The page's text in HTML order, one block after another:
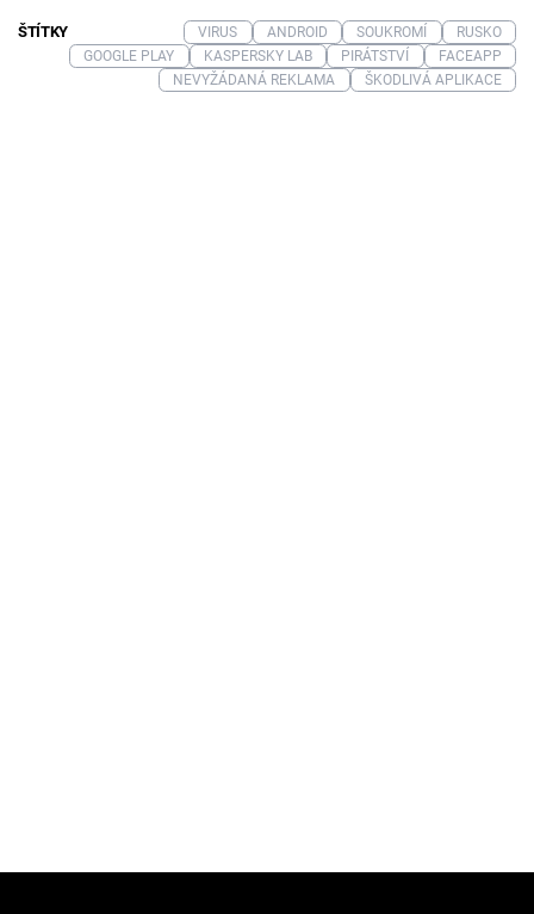
ŠTÍTKY VIRUS ANDROID SOUKROMÍ
RUSKO
GOOGLE PLAY
KASPERSKY LAB PIRÁTSTVÍ
FACEAPP
NEVYŽÁDANÁ REKLAMA
ŠKODLIVÁ APLIKACE